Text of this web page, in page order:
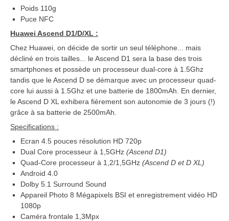
Poids 110g
Puce NFC
Huawei Ascend D1/D/XL :
Chez Huawei, on décide de sortir un seul téléphone... mais
décliné en trois tailles... le Ascend D1 sera la base des trois
smartphones et possède un processeur dual-core à 1.5Ghz
tandis que le Ascend D se démarque avec un processeur quad-
core lui aussi à 1.5Ghz et une batterie de 1800mAh. En dernier,
le Ascend D XL exhibera fièrement son autonomie de 3 jours (!)
grâce à sa batterie de 2500mAh.
Specifications :
Ecran 4.5 pouces résolution HD 720p
Dual Core processeur à 1,5GHz (Ascend D1)
Quad-Core processeur à 1,2/1,5GHz (Ascend D et D XL)
Android 4.0
Dolby 5.1 Surround Sound
Appareil Photo 8 Mégapixels BSI et enregistrement vidéo HD
1080p
Caméra frontale 1,3Mpx